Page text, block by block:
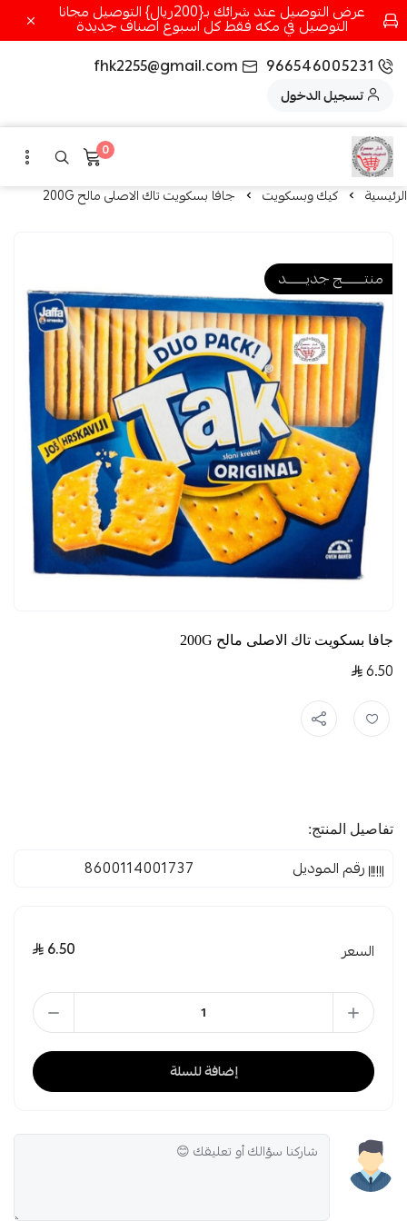
عرض التوصيل عند شرائك بـ{200ريال} التوصيل مجانا
التوصيل في مكه فقط كل اسبوع اصناف جديدة
966546005231
fhk2255@gmail.com
تسجيل الدخول
0
الرئيسية كيك وبسكويت جافا بسكويت تاك الاصلى مالح 200G
منتــــــــج جديـــــــد
جافا بسكويت تاك الاصلى مالح 200G
6.50
تفاصيل المنتج:
رقم الموديل 8600114001737
السعر 6.50
إضافة للسلة